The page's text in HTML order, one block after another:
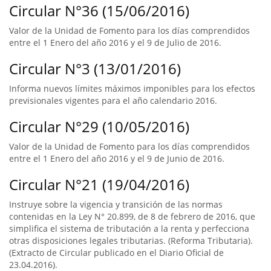
Circular N°36 (15/06/2016)
Valor de la Unidad de Fomento para los días comprendidos
entre el 1 Enero del año 2016 y el 9 de Julio de 2016.
Circular N°3 (13/01/2016)
Informa nuevos límites máximos imponibles para los efectos
previsionales vigentes para el año calendario 2016.
Circular N°29 (10/05/2016)
Valor de la Unidad de Fomento para los días comprendidos
entre el 1 Enero del año 2016 y el 9 de Junio de 2016.
Circular N°21 (19/04/2016)
Instruye sobre la vigencia y transición de las normas
contenidas en la Ley N° 20.899, de 8 de febrero de 2016, que
simplifica el sistema de tributación a la renta y perfecciona
otras disposiciones legales tributarias. (Reforma Tributaria).
(Extracto de Circular publicado en el Diario Oficial de
23.04.2016).